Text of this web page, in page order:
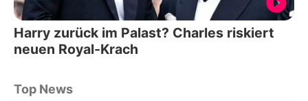
Harry zurück im Palast? Charles riskiert
neuen Royal-Krach
Top News